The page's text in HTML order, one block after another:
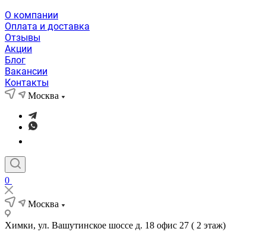
О компании
Оплата и доставка
Отзывы
Акции
Блог
Вакансии
Контакты
Москва
0
Москва
Химки, ул. Вашутинское шоссе д. 18 офис 27 ( 2 этаж)